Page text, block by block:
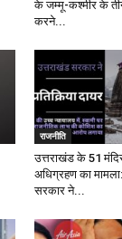
के जम्मू-कश्मीर के
करने...
राजनीति
उत्तराखंड के 51
अधिग्रहण का
सरकार ने...